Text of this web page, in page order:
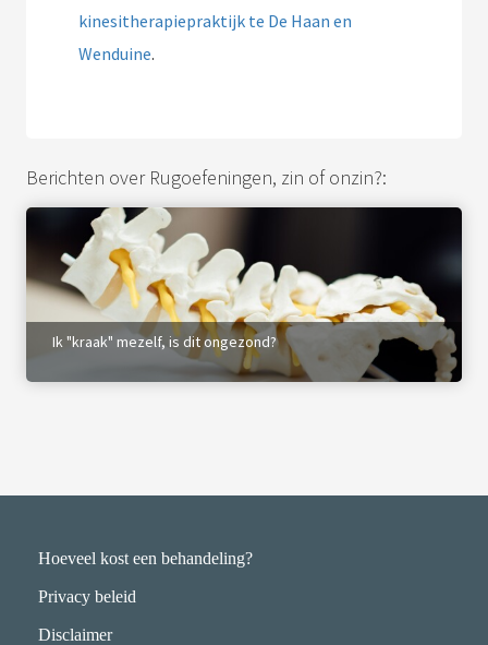
kinesitherapiepraktijk te De Haan en
Wenduine.
Berichten over Rugoefeningen, zin of onzin?:
Ik "kraak" mezelf, is dit ongezond?
Hoeveel kost een behandeling?
Privacy beleid
Disclaimer